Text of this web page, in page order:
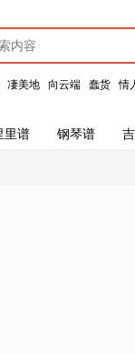
凄美地 向云端 蠢货 情
里谱 钢琴谱